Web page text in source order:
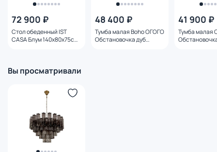
72 900 ₽
Стол обеденный IST
CASA Блум 140х80х75см
48 400 ₽
Тумба малая Boho ОГОГО
Обстановочка дуб
41 900 ₽
Тумба малая
Вы просматривали